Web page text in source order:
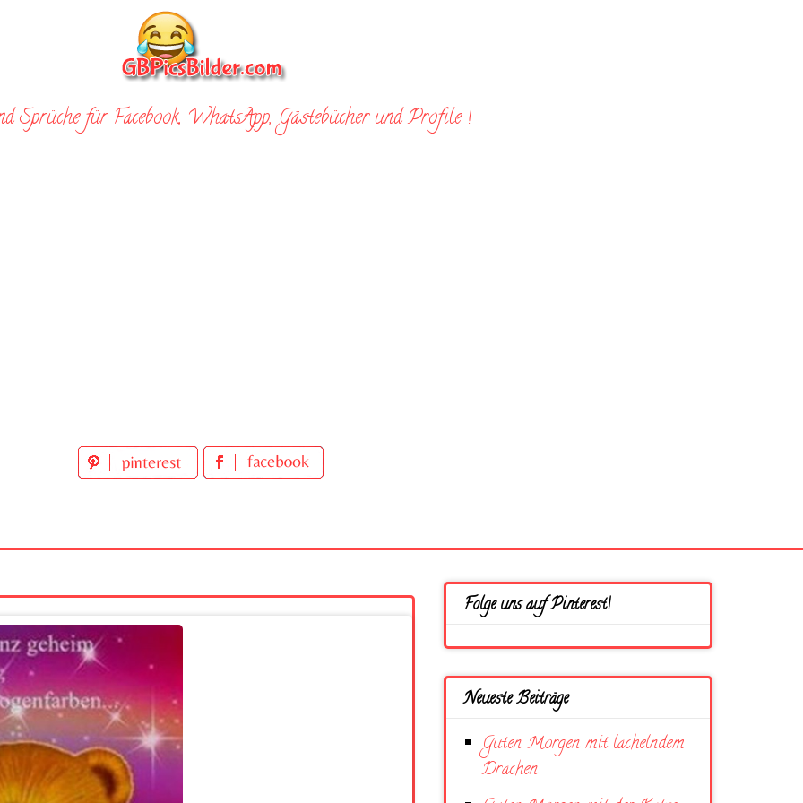
Sprüche für Facebook, WhatsApp, Gästebücher und Profile !
Folge uns auf Pinterest!
Neueste Beiträge
Guten Morgen mit lächelndem
Drachen